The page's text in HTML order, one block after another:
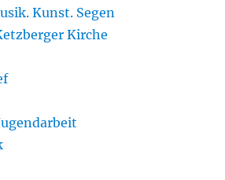
Kunst. Segen
Kirche